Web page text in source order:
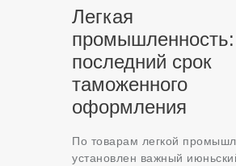
Легкая
промышленность:
последний срок
таможенного
оформления
По товарам легкой
установлен важный